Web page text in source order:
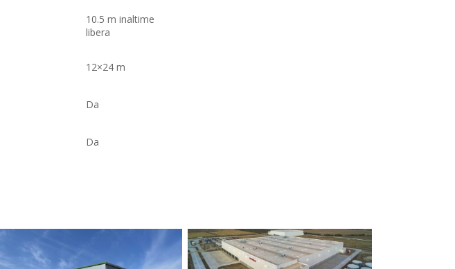
10.5 m inaltime
libera
12×24 m
Da
Da